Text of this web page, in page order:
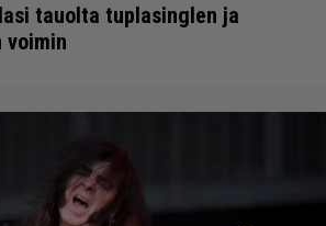
tauolta tuplasinglen ja
voimin